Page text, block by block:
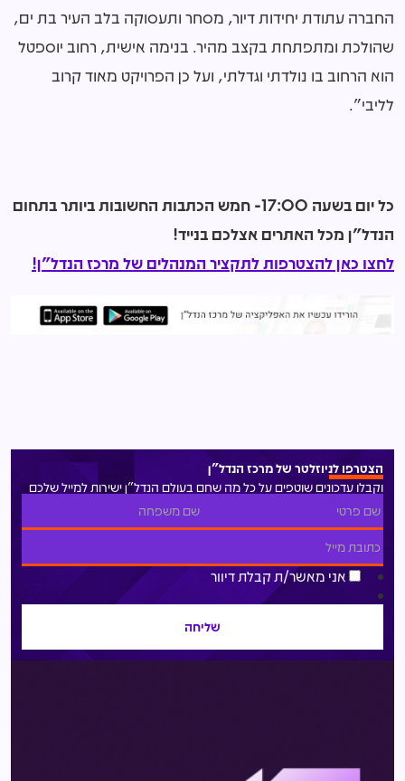
החברה עתודת יחידות דיור, מסחר ותעסוקה בלב העיר בת ים,
שהולכת ומתפתחת בקצב מהיר. בנימה אישית, רחוב יוספטל
הוא הרחוב בו נולדתי וגדלתי, ועל כן הפרויקט מאוד קרוב
לליבי".
כל יום בשעה 17:00- חמש הכתבות החשובות ביותר בתחום
הנדל"ן מכל האתרים אצלכם בנייד!
לחצו כאן להצטרפות לתקציר המנהלים של מרכז הנדל"ן!
הצטרפו לניוזלטר של מרכז הנדל"ן
וקבלו עדכונים שוטפים על כל מה שחם בעולם הנדל"ן ישירות למייל שלכם
אני מאשר/ת קבלת דיוור